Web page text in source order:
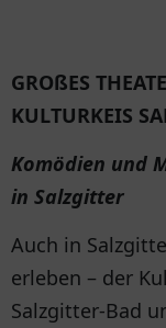
GROßES
KULTURKEIS
Komödien und
in Salzgitter
Auch in
erleben – der
Salzgitter-Bad